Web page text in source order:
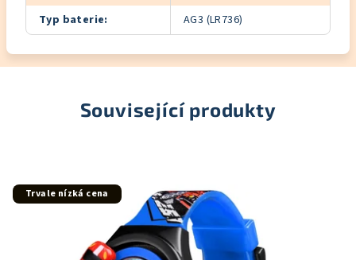
Typ baterie: AG3 (LR736)
Související produkty
Trvale nízká cena